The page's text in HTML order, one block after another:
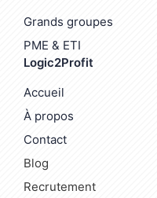
Grands groupes
PME & ETI
Logic2Profit
Accueil
À propos
Contact
Blog
Recrutement